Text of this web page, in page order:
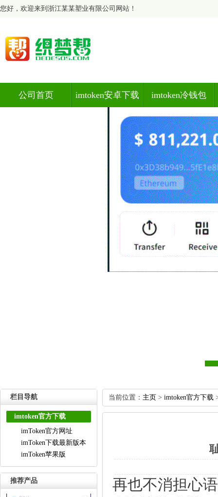
您好，欢迎来到浙江某某塑业有限公司网站！
公司首页 imtoken安卓下载 imtoken冷钱包
栏目导航
imtoken官方下载
imToken官方网址
imToken下载最新版本
imToken苹果版
推荐产品
当前位置： 主页 > imtoken官方下载
再也不消担心